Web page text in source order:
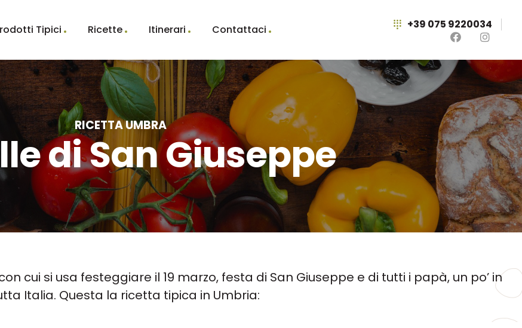
Tipici Ricette Itinerari Contattaci +39 075 9220034
RICETTA UMBRA
di San Giuseppe
cui si usa festeggiare il 19 marzo, festa di San Giuseppe e di tutti i papà, un po’ in
Italia. Questa la ricetta tipica in Umbria: